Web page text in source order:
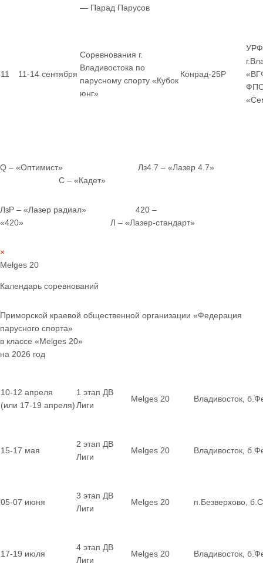
— Парад Парусов
11 11-14 сентября
Соревнования г.
Владивостока по
парусному спорту «Кубок
юнг»
Конрад-25Р
Q – «Оптимист» Лз4.7 – «Лазер 4.7»
С – «Кадет»
ЛзР – «Лазер радиал» 420 –
«420» Л – «Лазер-стандарт»
×
Melges 20
Календарь соревнований
Приморской краевой общественной организации «Федерация
парусного спорта»
в классе «Melges 20»
на 2026 год
10-12 апреля
(или 17-19 апреля)
1 этап ДВ
Лиги
Melges 20 Владивосток,
15-17 мая
2 этап ДВ
Лиги
Melges 20 Владивосток,
05-07 июня
3 этап ДВ
Лиги
Melges 20 п.Безверхово,
17-19 июля
4 этап ДВ
Лиги
Melges 20 Владивосток,